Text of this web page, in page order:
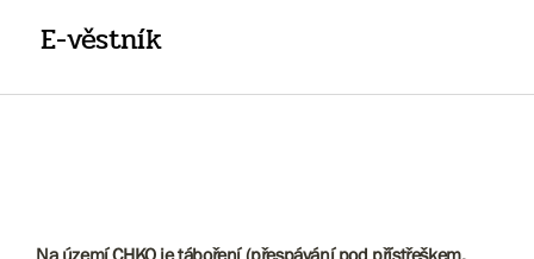
E-věstník
Na území CHKO je táboření (přespávání pod přístřeškem,